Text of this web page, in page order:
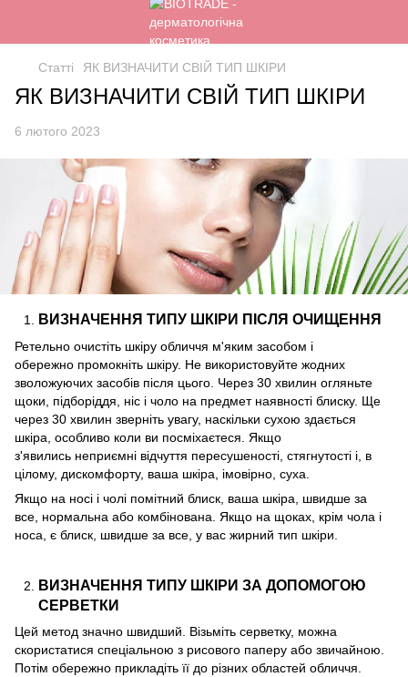
Статті ЯК ВИЗНАЧИТИ СВІЙ ТИП ШКІРИ
ЯК ВИЗНАЧИТИ СВІЙ ТИП ШКІРИ
6 лютого 2023
ВИЗНАЧЕННЯ ТИПУ ШКІРИ ПІСЛЯ ОЧИЩЕННЯ
Ретельно очистіть шкіру обличчя м'яким засобом і
обережно промокніть шкіру. Не використовуйте жодних
зволожуючих засобів після цього. Через 30 хвилин огляньте
щоки, підборіддя, ніс і чоло на предмет наявності блиску. Ще
через 30 хвилин зверніть увагу, наскільки сухою здається
шкіра, особливо коли ви посміхаєтеся. Якщо
з'явились неприємні відчуття пересушеності, стягнутості і, в
цілому, дискомфорту, ваша шкіра, імовірно, суха.
Якщо на носі і чолі помітний блиск, ваша шкіра, швидше за
все, нормальна або комбінована. Якщо на щоках, крім чола і
носа, є блиск, швидше за все, у вас жирний тип шкіри.
ВИЗНАЧЕННЯ ТИПУ ШКІРИ ЗА ДОПОМОГОЮ
СЕРВЕТКИ
Цей метод значно швидший. Візьміть серветку, можна
скористатися спеціальною з рисового паперу або звичайною.
Потім обережно прикладіть її до різних областей обличчя.